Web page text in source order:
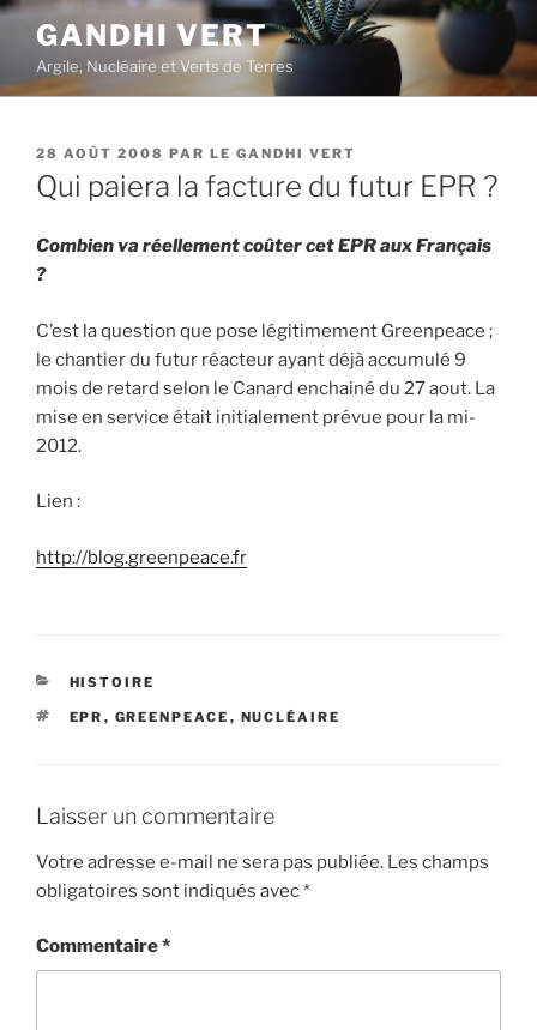
Aller
contenu
principal
GANDHI VERT
Argile, Nucléaire et Verts de Terres
PUBLIÉ
LE
28 AOÛT 2008 PAR LE GANDHI VERT
Qui paiera la facture du futur EPR ?
Combien va réellement coûter cet EPR aux Français
?
C’est la question que pose légitimement Greenpeace ;
le chantier du futur réacteur ayant déjà accumulé 9
mois de retard selon le Canard enchainé du 27 aout. La
mise en service était initialement prévue pour la mi-
2012.
Lien :
http://blog.greenpeace.fr
CATÉGORIES
HISTOIRE
ÉTIQUETTES
EPR , GREENPEACE , NUCLÉAIRE
Laisser un commentaire
Votre adresse e-mail ne sera pas publiée. Les champs
obligatoires sont indiqués avec*
Commentaire*